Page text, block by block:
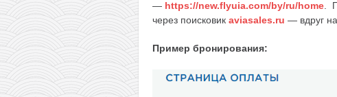
— https://new.flyuia.com/by/ru/home .
через поисковик aviasales.ru — вдруг
Пример бронирования: